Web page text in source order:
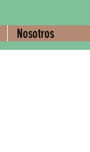
Nosotros